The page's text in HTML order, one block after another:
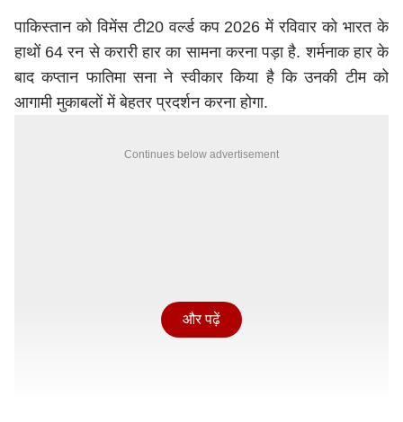
पाकिस्तान को विमेंस टी20 वर्ल्ड कप 2026 में रविवार को भारत के
हाथों 64 रन से करारी हार का सामना करना पड़ा है. शर्मनाक हार के
बाद कप्तान फातिमा सना ने स्वीकार किया है कि उनकी टीम को
आगामी मुकाबलों में बेहतर प्रदर्शन करना होगा.
Continues below advertisement
और पढ़ें